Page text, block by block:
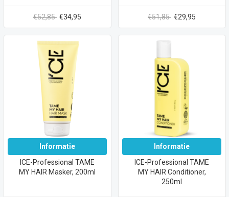
€52,85 €34,95 €51,85 €29,95
Informatie
ICE-Professional TAME
MY HAIR Masker, 200ml
Informatie
ICE-Professional TAME
MY HAIR Conditioner,
250ml